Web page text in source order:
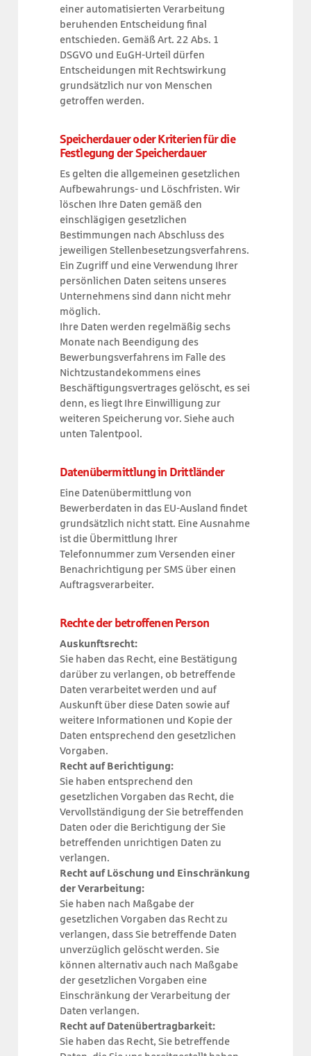
einer automatisierten Verarbeitung
beruhenden Entscheidung final
entschieden. Gemäß Art. 22 Abs. 1
DSGVO und EuGH-Urteil dürfen
Entscheidungen mit Rechtswirkung
grundsätzlich nur von Menschen
getroffen werden.
Speicherdauer oder Kriterien für die
Festlegung der Speicherdauer
Es gelten die allgemeinen gesetzlichen
Aufbewahrungs- und Löschfristen. Wir
löschen Ihre Daten gemäß den
einschlägigen gesetzlichen
Bestimmungen nach Abschluss des
jeweiligen Stellenbesetzungsverfahrens.
Ein Zugriff und eine Verwendung Ihrer
persönlichen Daten seitens unseres
Unternehmens sind dann nicht mehr
möglich.
Ihre Daten werden regelmäßig sechs
Monate nach Beendigung des
Bewerbungsverfahrens im Falle des
Nichtzustandekommens eines
Beschäftigungsvertrages gelöscht, es sei
denn, es liegt Ihre Einwilligung zur
weiteren Speicherung vor. Siehe auch
unten Talentpool.
Datenübermittlung in Drittländer
Eine Datenübermittlung von
Bewerberdaten in das EU-Ausland findet
grundsätzlich nicht statt. Eine Ausnahme
ist die Übermittlung Ihrer
Telefonnummer zum Versenden einer
Benachrichtigung per SMS über einen
Auftragsverarbeiter.
Rechte der betroffenen Person
Auskunftsrecht:
Sie haben das Recht, eine Bestätigung
darüber zu verlangen, ob betreffende
Daten verarbeitet werden und auf
Auskunft über diese Daten sowie auf
weitere Informationen und Kopie der
Daten entsprechend den gesetzlichen
Vorgaben.
Recht auf Berichtigung:
Sie haben entsprechend den
gesetzlichen Vorgaben das Recht, die
Vervollständigung der Sie betreffenden
Daten oder die Berichtigung der Sie
betreffenden unrichtigen Daten zu
verlangen.
Recht auf Löschung und Einschränkung
der Verarbeitung:
Sie haben nach Maßgabe der
gesetzlichen Vorgaben das Recht zu
verlangen, dass Sie betreffende Daten
unverzüglich gelöscht werden. Sie
können alternativ auch nach Maßgabe
der gesetzlichen Vorgaben eine
Einschränkung der Verarbeitung der
Daten verlangen.
Recht auf Datenübertragbarkeit:
Sie haben das Recht, Sie betreffende